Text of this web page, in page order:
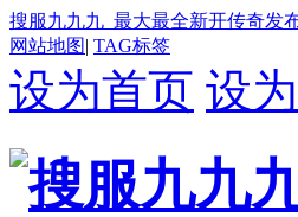
搜服九九九_最大最全新开传奇发
网站地图| TAG标签
设为首页 设